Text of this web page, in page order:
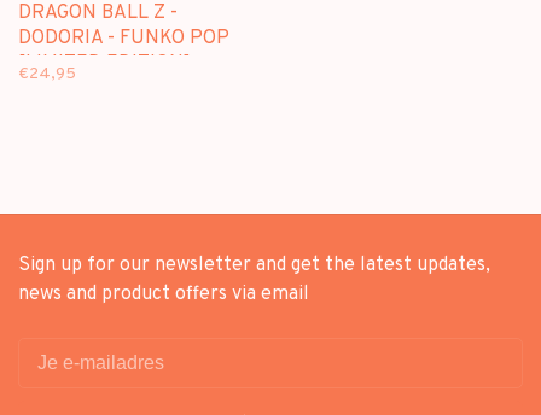
DRAGON BALL Z -
DODORIA - FUNKO POP
[LIMITED EDITION]
€24,95
Sign up for our newsletter and get the latest updates,
news and product offers via email